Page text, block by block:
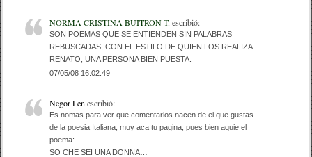
NORMA CRISTINA BUITRON T. escribió:
SON POEMAS QUE SE ENTIENDEN SIN PALABRAS
REBUSCADAS, CON EL ESTILO DE QUIEN LOS REALIZA
RENATO, UNA PERSONA BIEN PUESTA.
07/05/08 16:02:49
Negor Len escribió:
Es nomas para ver que comentarios nacen de ei que gustas
de la poesia Italiana, muy aca tu pagina, pues bien aquie el
poema:
SO CHE SEI UNA DONNA…